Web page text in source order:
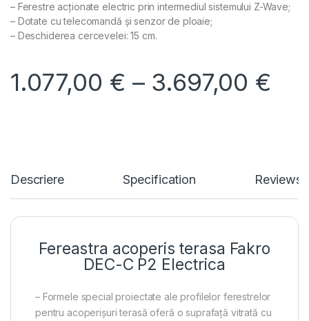
– Ferestre acționate electric prin intermediul sistemului Z-Wave;
– Dotate cu telecomandă și senzor de ploaie;
– Deschiderea cercevelei: 15 cm.
1.077,00 € – 3.697,00 €
Descriere Specification Reviews
Fereastra acoperis terasa Fakro
DEC-C P2 Electrica
– Formele special proiectate ale profilelor ferestrelor
pentru acoperişuri terasă oferă o suprafaţă vitrată cu